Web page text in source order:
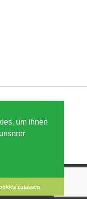
um Ihnen
zulassen
| Linda Semilla
Versand.